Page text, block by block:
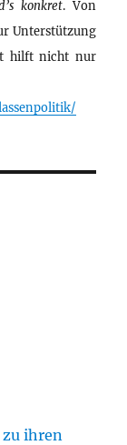
konkret. Von
Unterstützung
hilft nicht nur
ihren